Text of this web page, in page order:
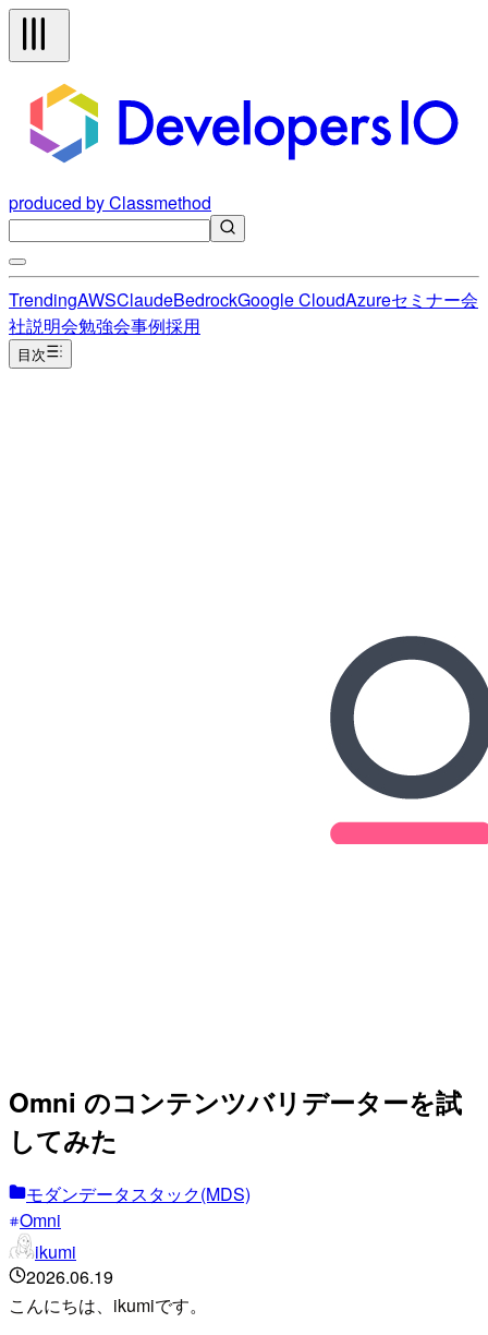
produced by Classmethod
TrendingAWSClaudeBedrockGoogle CloudAzureセミナー会
社説明会勉強会事例採用
目次
Omni のコンテンツバリデーターを試
してみた
モダンデータスタック(MDS)
Omni
ikumi
2026.06.19
こんにちは、ikumiです。